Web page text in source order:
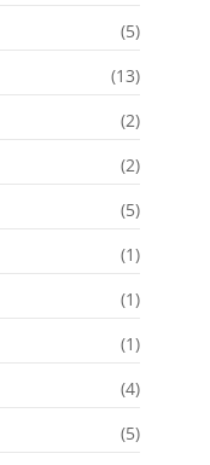
(5)
(13)
(2)
(2)
(5)
(1)
(1)
(1)
(4)
(5)